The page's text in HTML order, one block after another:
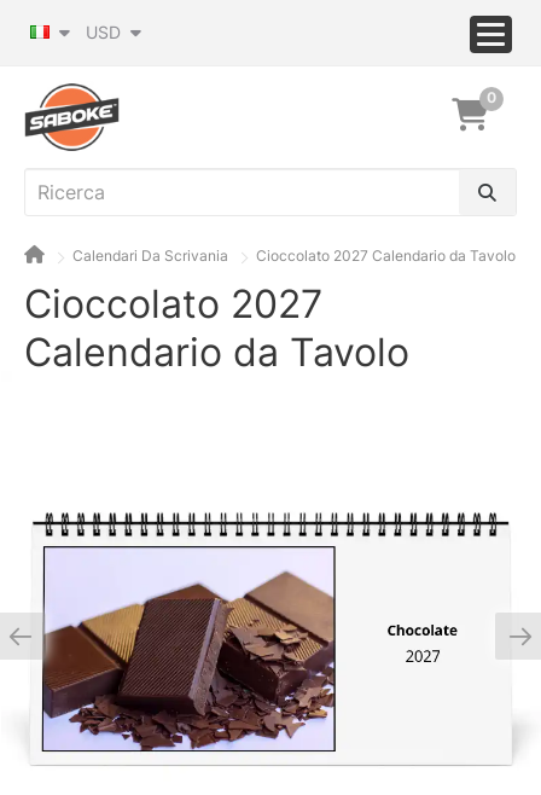
USD
0
Calendari Da Scrivania Cioccolato 2027 Calendario da Tavolo
Cioccolato 2027
Calendario da Tavolo